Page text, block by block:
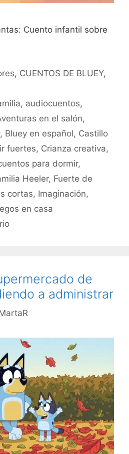
Cuento infantil sobre
, CUENTOS DE BLUEY,
, audiocuentos,
en el salón,
, Bluey en español, Castillo
fuertes, Crianza creativa,
para dormir,
Heeler, Fuerte de
cortas, Imaginación,
en casa
de
a administrar